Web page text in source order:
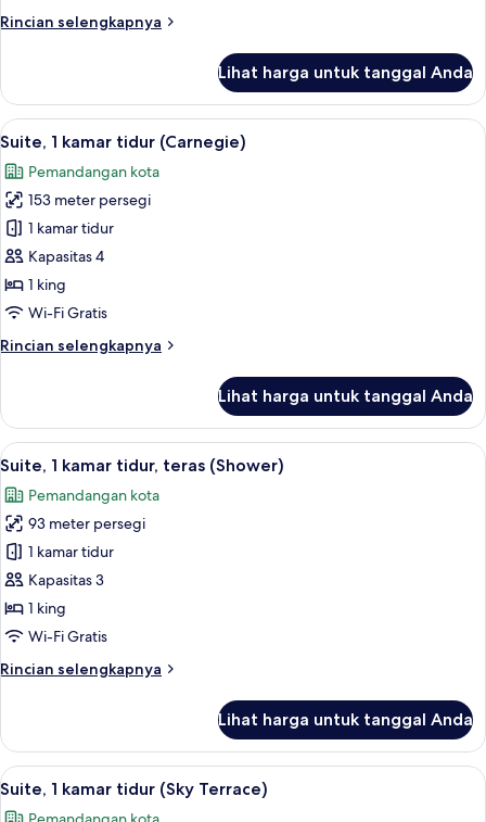
Rincian selengkapnya
Rincian
Suite,
kamar
(Residence)
Lihat harga untuk tanggal Anda
Lihat
semua
foto
untuk
Suite,
1
kamar
tidur
Seprai premium, minibar, brankas,
8
Suite, 1 kamar tidur (Carnegie)
Pemandangan kota
153 meter persegi
1 kamar tidur
Kapasitas 4
1 king
Wi-Fi Gratis
Rincian selengkapnya
Rincian
Suite,
kamar
(Carnegie)
Lihat harga untuk tanggal Anda
Lihat
semua
foto
untuk
Suite,
1
kamar
tidur,
(Shower)
8
Suite, 1 kamar tidur, teras (Shower)
Pemandangan kota
93 meter persegi
1 kamar tidur
Kapasitas 3
1 king
Wi-Fi Gratis
Rincian selengkapnya
Rincian
Suite,
kamar
Lihat harga untuk tanggal Anda
Lihat
semua
Suite, 1 kamar tidur (Sky Terrace) |
18
Suite, 1 kamar tidur (Sky Terrace)